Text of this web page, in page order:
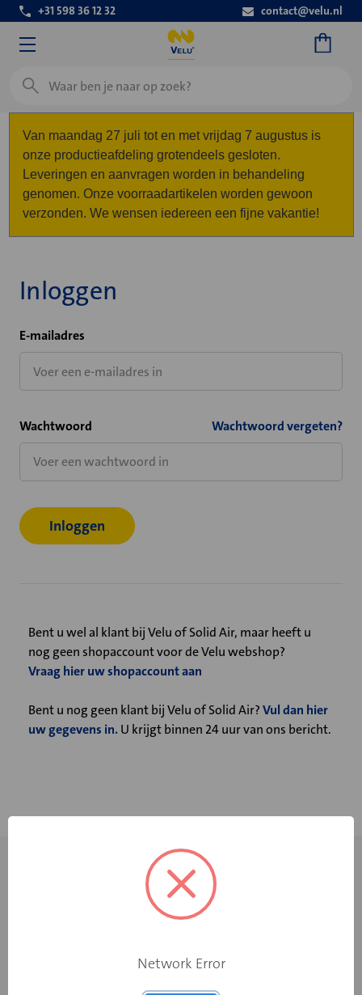
+31 598 36 12 32 contact@velu.nl
Zoeken
Van maandag 27 juli tot en met vrijdag 7 augustus is
onze productieafdeling grotendeels gesloten.
Leveringen en aanvragen worden in behandeling
genomen. Onze voorraadartikelen worden gewoon
verzonden. We wensen iedereen een fijne vakantie!
Inloggen
E-mailadres
Wachtwoord Wachtwoord vergeten?
Bent u wel al klant bij Velu of Solid Air, maar heeft u
nog geen shopaccount voor de Velu webshop?
Vraag hier uw shopaccount aan
Bent u nog geen klant bij Velu of Solid Air?Vul dan hier
uw gegevens in.U krijgt binnen 24 uur van ons bericht.
Network Error